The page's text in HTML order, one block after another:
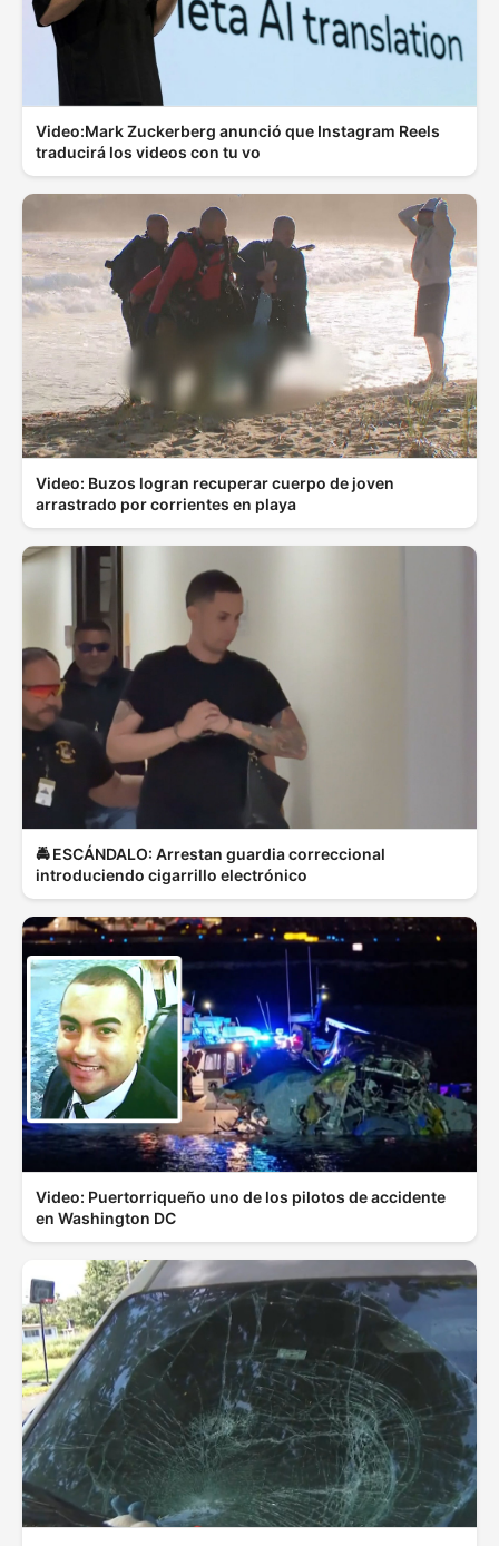
Video:Mark Zuckerberg anunció que Instagram Reels
traducirá los videos con tu vo
Video: Buzos logran recuperar cuerpo de joven
arrastrado por corrientes en playa
🚔 ESCÁNDALO: Arrestan guardia correccional
introduciendo cigarrillo electrónico
Video: Puertorriqueño uno de los pilotos de accidente
en Washington DC